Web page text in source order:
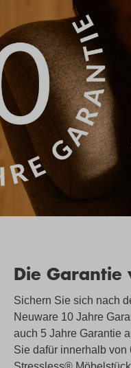
Die Garantie
Sichern Sie sich nach
Neuware 10 Jahre
auch 5 Jahre Garantie
Sie dafür innerhalb von